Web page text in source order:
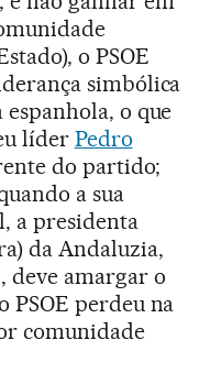
o PSOE
simbólica
espanhola, o que
líder Pedro
do partido;
a sua
a presidenta
da Andaluzia,
deve amargar o
PSOE perdeu na
comunidade